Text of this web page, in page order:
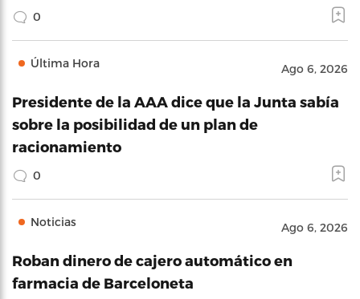
0
Última Hora Ago 6, 2026
Presidente de la AAA dice que la Junta sabía
sobre la posibilidad de un plan de
racionamiento
0
Noticias Ago 6, 2026
Roban dinero de cajero automático en
farmacia de Barceloneta